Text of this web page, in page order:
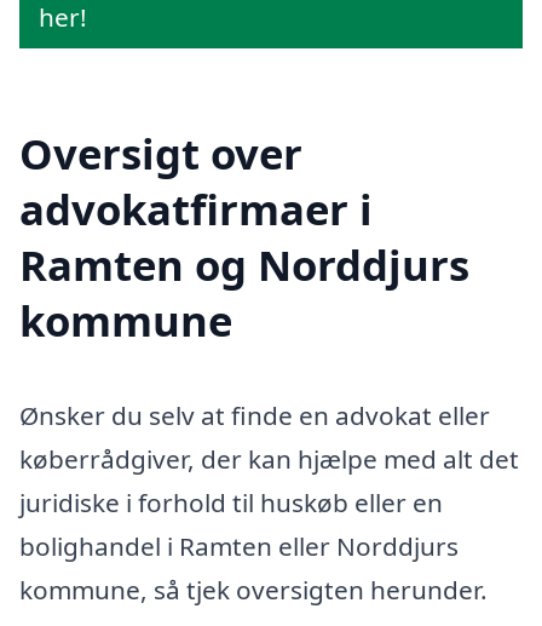
her!
Oversigt over
advokatfirmaer i
Ramten og Norddjurs
kommune
Ønsker du selv at finde en advokat eller
køberrådgiver, der kan hjælpe med alt det
juridiske i forhold til huskøb eller en
bolighandel i Ramten eller Norddjurs
kommune, så tjek oversigten herunder.